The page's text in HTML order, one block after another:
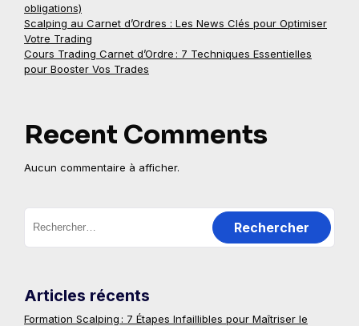
obligations)
Scalping au Carnet d’Ordres : Les News Clés pour Optimiser
Votre Trading
Cours Trading Carnet d’Ordre : 7 Techniques Essentielles
pour Booster Vos Trades
Recent Comments
Aucun commentaire à afficher.
Rechercher :
Articles récents
Formation Scalping : 7 Étapes Infaillibles pour Maîtriser le